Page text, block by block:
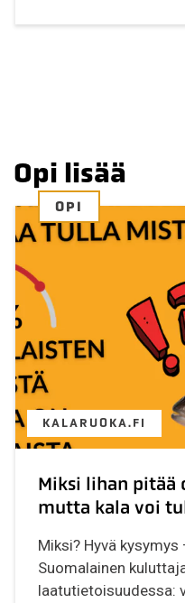
Opi lisää
OPI
KALARUOKA.FI
Miksi lihan pitää
mutta kala voi
Miksi? Hyvä
Suomalainen
laatutietoisuudessa: